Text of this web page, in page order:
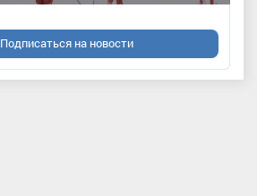
Подписаться на новости